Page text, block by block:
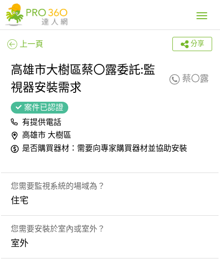
Toggle
上一頁 分享
高雄市大樹區蔡〇露委託:監
視器安裝需求
蔡〇露
案件已認證
有提供電話
高雄市 大樹區
是否購買器材：需要向專家購買器材並協助安裝
您需要監視系統的場域為？
住宅
您需要安裝於室內或室外？
室外